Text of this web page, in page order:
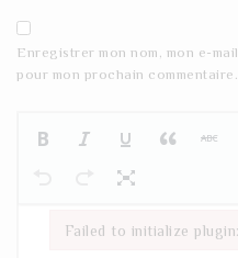
Enregistrer mon nom, mon e-
pour mon prochain commentaire.
Failed to initialize